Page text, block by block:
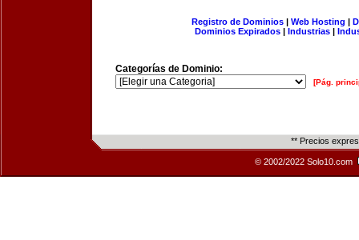
Registro de Dominios| Web Hosting |
Dominios Expirados | Industrias |
Categorías de Dominio:
[Pág.
** Precios
© 2002/2022 Solo10.com